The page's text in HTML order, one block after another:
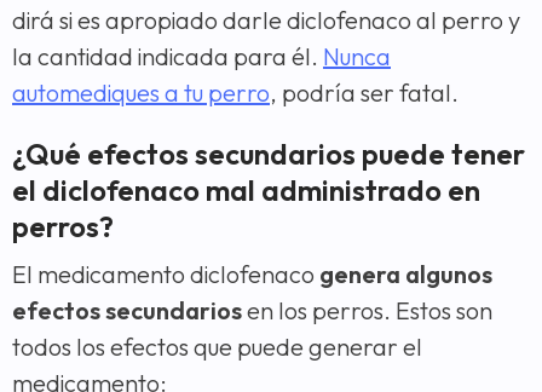
dirá si es apropiado darle diclofenaco al perro y
la cantidad indicada para él. Nunca
automediques a tu perro, podría ser fatal.
¿Qué efectos secundarios puede tener
el diclofenaco mal administrado en
perros?
El medicamento diclofenaco genera algunos
efectos secundariosen los perros. Estos son
todos los efectos que puede generar el
medicamento: